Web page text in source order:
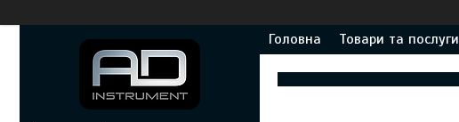
Головна Товари та послуги